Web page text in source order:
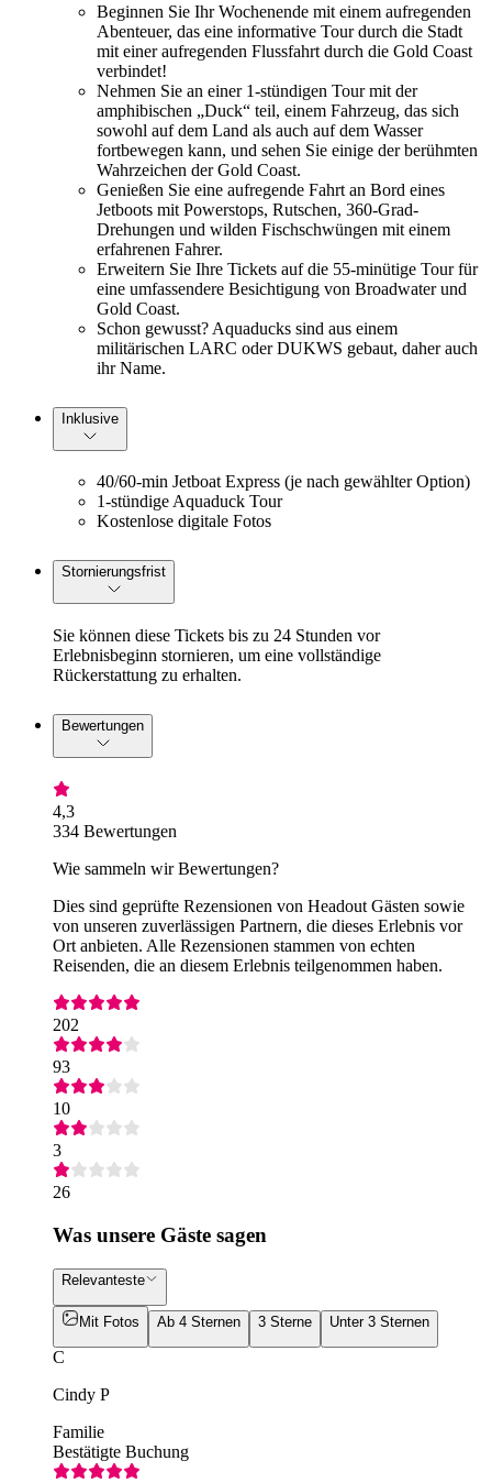
Beginnen Sie Ihr Wochenende mit einem aufregenden
Abenteuer, das eine informative Tour durch die Stadt
mit einer aufregenden Flussfahrt durch die Gold Coast
verbindet!
Nehmen Sie an einer 1-stündigen Tour mit der
amphibischen „Duck“ teil, einem Fahrzeug, das sich
sowohl auf dem Land als auch auf dem Wasser
fortbewegen kann, und sehen Sie einige der berühmten
Wahrzeichen der Gold Coast.
Genießen Sie eine aufregende Fahrt an Bord eines
Jetboots mit Powerstops, Rutschen, 360-Grad-
Drehungen und wilden Fischschwüngen mit einem
erfahrenen Fahrer.
Erweitern Sie Ihre Tickets auf die 55-minütige Tour für
eine umfassendere Besichtigung von Broadwater und
Gold Coast.
Schon gewusst? Aquaducks sind aus einem
militärischen LARC oder DUKWS gebaut, daher auch
ihr Name.
Inklusive
40/60-min Jetboat Express (je nach gewählter Option)
1-stündige Aquaduck Tour
Kostenlose digitale Fotos
Stornierungsfrist
Sie können diese Tickets bis zu 24 Stunden vor
Erlebnisbeginn stornieren, um eine vollständige
Rückerstattung zu erhalten.
Bewertungen
4,3
334 Bewertungen
Wie sammeln wir Bewertungen?
Dies sind geprüfte Rezensionen von Headout Gästen sowie
von unseren zuverlässigen Partnern, die dieses Erlebnis vor
Ort anbieten. Alle Rezensionen stammen von echten
Reisenden, die an diesem Erlebnis teilgenommen haben.
202
93
10
3
26
Was unsere Gäste sagen
Relevanteste
Mit Fotos Ab 4 Sternen 3 Sterne Unter 3 Sternen
C
Cindy P
Familie
Bestätigte Buchung